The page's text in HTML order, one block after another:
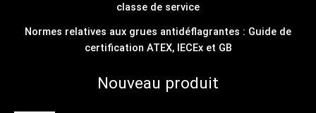
classe de service
Normes relatives aux grues antidéflagrantes : Guide de
certification ATEX, IECEx et GB
Nouveau produit